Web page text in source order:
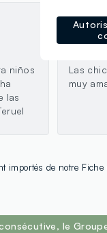
niños
las
Las
muy
importés de notre
le